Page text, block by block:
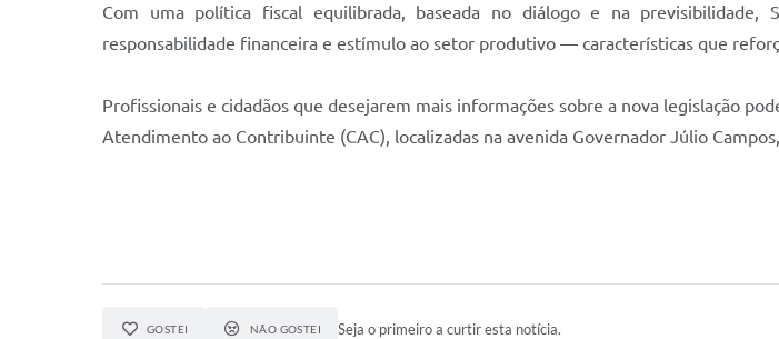
Com uma política fiscal equilibrada, baseada no diálogo e na previsibilidade,
responsabilidade financeira e estímulo ao setor produtivo — características que
Profissionais e cidadãos que desejarem mais informações sobre a nova legislação
Atendimento ao Contribuinte (CAC), localizadas na avenida Governador Júlio
GOSTEI NÃO GOSTEI Seja o primeiro a curtir esta notícia.